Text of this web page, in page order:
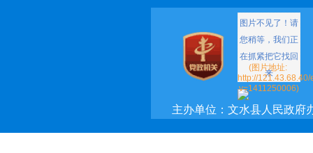
主办单位：文水县人民政府